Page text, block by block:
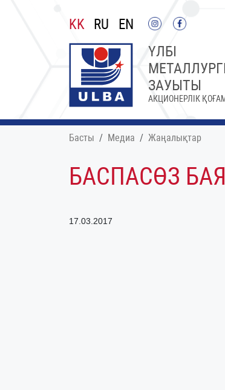
KK RU EN
ҮЛБІ
ЗАУЫТЫ
АКЦИОНЕРЛІК
Басты Медиа Жаңалықтар
БАСПАСӨЗ
17.03.2017